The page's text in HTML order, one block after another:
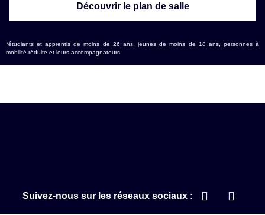
Découvrir le plan de salle
*étudiants et apprentis de moins de 26 ans, jeunes de moins de 18 ans, personnes à
mobilité réduite et leurs accompagnateurs
Suivez-nous sur les réseaux sociaux :